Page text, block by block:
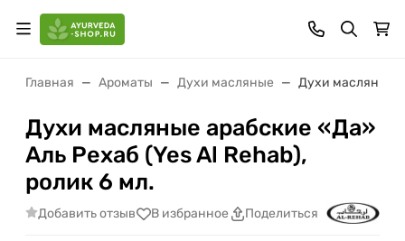
Главная Ароматы Духи масляные Духи масляные
Духи масляные арабские «Да»
Аль Рехаб (Yes Al Rehab),
ролик 6 мл.
Добавить отзыв В избранное Поделиться